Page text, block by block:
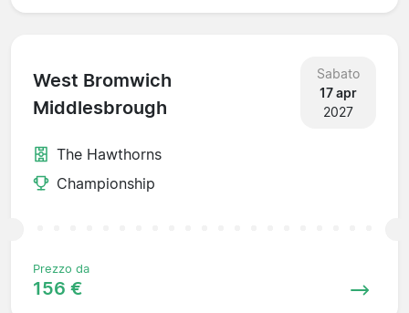
West Bromwich
Middlesbrough
Sabato
17 apr
2027
The Hawthorns
Championship
Prezzo da
156 €